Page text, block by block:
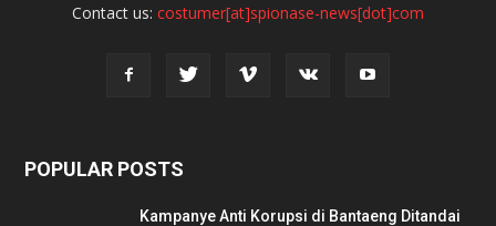
Contact us: costumer[at]spionase-news[dot]com
POPULAR POSTS
Kampanye Anti Korupsi di Bantaeng Ditandai